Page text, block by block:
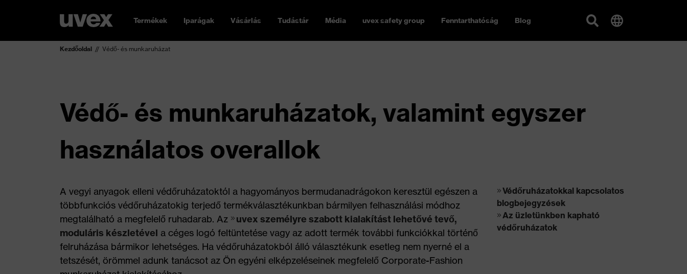
Termékek Iparágak Vásárlás Tudástár Média uvex safety group Fenntarthatóság Blog
Kezdőoldal Védő- és munkaruházat
Védő- és munkaruházatok, valamint egyszer
használatos overallok
A vegyi anyagok elleni védőruházatoktól a hagyományos bermudanadrágokon keresztül egészen a
többfunkciós védőruházatokig terjedő termékválasztékunkban bármilyen felhasználási módhoz
megtalálható a megfelelő ruhadarab. Az
uvex személyre szabott kialakítást lehetővé tevő,
moduláris készletével a céges logó feltüntetése vagy az adott termék további funkciókkal történő
felruházása bármikor lehetséges. Ha védőruházatokból álló választékunk esetleg nem nyerné el a
tetszését, örömmel adunk tanácsot az Ön egyéni elképzeléseinek megfelelő Corporate-Fashion
Védőruházatokkal kapcsolatos
blogbejegyzések
Az üzletünkben kapható
védőruházatok